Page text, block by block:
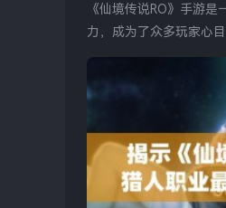
《仙境传说RO》手游
力，成为了众多玩家心
巧，本文将为大家...